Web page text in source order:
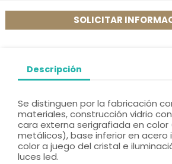
SOLICITAR
Descripción
Se distinguen por la fabricación
materiales, construcción vidrio
cara externa serigrafiada en color
metálicos), base inferior en acero
color a juego del cristal e
luces led.